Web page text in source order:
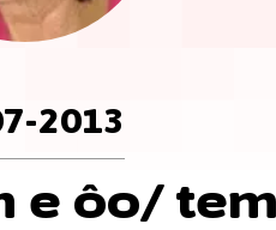
2013
e ôo/